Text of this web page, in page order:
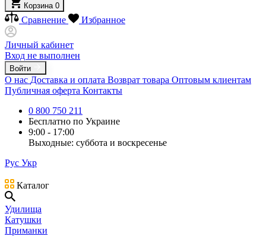
Корзина 0
Сравнение Избранное
Личный кабинет
Вход не выполнен
Войти
О нас Доставка и оплата Возврат товара Оптовым клиентам
Публичная оферта Контакты
0 800 750 211
Бесплатно по Украине
9:00 - 17:00
Выходные: суббота и воскресенье
Рус Укр
Каталог
Удилища
Катушки
Приманки